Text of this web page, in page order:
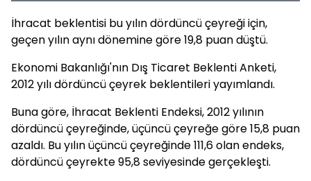
İhracat beklentisi bu yılın dördüncü çeyreği için,
geçen yılın aynı dönemine göre 19,8 puan düştü.
Ekonomi Bakanlığı'nın Dış Ticaret Beklenti Anketi,
2012 yılı dördüncü çeyrek beklentileri yayımlandı.
Buna göre, İhracat Beklenti Endeksi, 2012 yılının
dördüncü çeyreğinde, üçüncü çeyreğe göre 15,8 puan
azaldı. Bu yılın üçüncü çeyreğinde 111,6 olan endeks,
dördüncü çeyrekte 95,8 seviyesinde gerçekleşti.